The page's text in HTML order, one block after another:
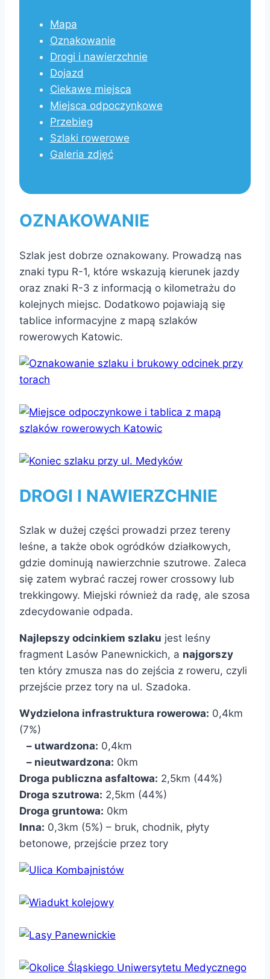
Mapa
Oznakowanie
Drogi i nawierzchnie
Dojazd
Ciekawe miejsca
Miejsca odpoczynkowe
Przebieg
Szlaki rowerowe
Galeria zdjęć
OZNAKOWANIE
Szlak jest dobrze oznakowany. Prowadzą nas
znaki typu R-1, które wskazują kierunek jazdy
oraz znaki R-3 z informacją o kilometrażu do
kolejnych miejsc. Dodatkowo pojawiają się
tablice informacyjne z mapą szlaków
rowerowych Katowic.
DROGI I NAWIERZCHNIE
Szlak w dużej części prowadzi przez tereny
leśne, a także obok ogródków działkowych,
gdzie dominują nawierzchnie szutrowe. Zaleca
się zatem wybrać raczej rower crossowy lub
trekkingowy. Miejski również da radę, ale szosa
zdecydowanie odpada.
Najlepszy odcinkiem szlaku jest leśny
fragment Lasów Panewnickich, a najgorszy
ten który zmusza nas do zejścia z roweru, czyli
przejście przez tory na ul. Szadoka.
Wydzielona infrastruktura rowerowa: 0,4km
(7%)
– utwardzona: 0,4km
– nieutwardzona: 0km
Droga publiczna asfaltowa: 2,5km (44%)
Droga szutrowa: 2,5km (44%)
Droga gruntowa: 0km
Inna: 0,3km (5%) – bruk, chodnik, płyty
betonowe, przejście przez tory